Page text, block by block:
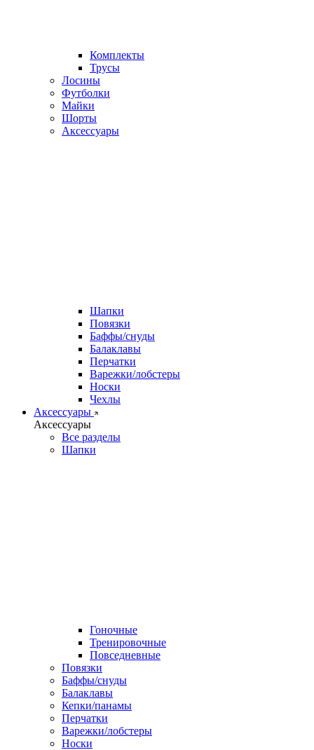
Комплекты
Трусы
Лосины
Футболки
Майки
Шорты
Аксессуары
Шапки
Повязки
Баффы/снуды
Балаклавы
Перчатки
Варежки/лобстеры
Носки
Чехлы
Аксессуары
Аксессуары
Все разделы
Шапки
Гоночные
Тренировочные
Повседневные
Повязки
Баффы/снуды
Балаклавы
Кепки/панамы
Перчатки
Варежки/лобстеры
Носки